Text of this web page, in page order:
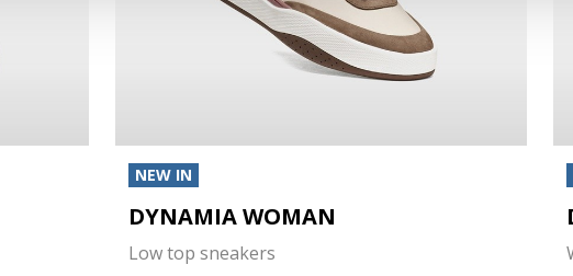
NEW IN
DYNAMIA WOMAN
Low top sneakers